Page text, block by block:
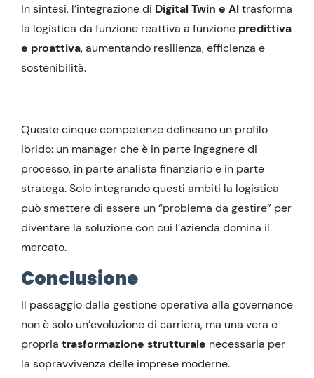
In sintesi, l’integrazione di Digital Twin e AItrasforma
la logistica da funzione reattiva a funzione predittiva
e proattiva, aumentando resilienza, efficienza e
sostenibilità.
Queste cinque competenze delineano un profilo
ibrido: un manager che è in parte ingegnere di
processo, in parte analista finanziario e in parte
stratega. Solo integrando questi ambiti la logistica
può smettere di essere un “problema da gestire” per
diventare la soluzione con cui l’azienda domina il
mercato.
Conclusione
Il passaggio dalla gestione operativa alla governance
non è solo un’evoluzione di carriera, ma una vera e
propria trasformazione strutturale necessaria per
la sopravvivenza delle imprese moderne.